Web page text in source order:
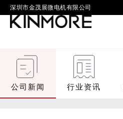
深圳市金茂展微电机有限公司
公司新闻 行业资讯